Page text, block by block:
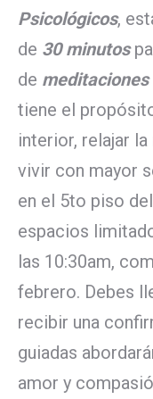
Psicológicos,
de 30 minutos
de meditaciones
tiene el
interior, relajar
vivir con mayor
en el 5to piso
espacios
las 10:30am,
febrero. Debes
recibir una
guiadas
amor y